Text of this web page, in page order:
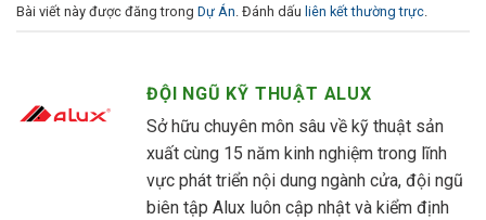
Bài viết này được đăng trong Dự Án . Đánh dấu liên kết thường trực
ĐỘI NGŨ KỸ THUẬT ALUX
Sở hữu chuyên môn sâu về kỹ thuật sản
xuất cùng 15 năm kinh nghiệm trong lĩnh
vực phát triển nội dung ngành cửa, đội ngũ
biên tập Alux luôn cập nhật và kiểm định